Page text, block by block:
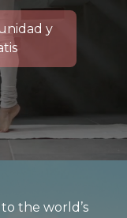
y
the world’s